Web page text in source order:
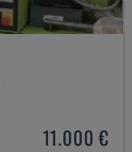
11.000 €